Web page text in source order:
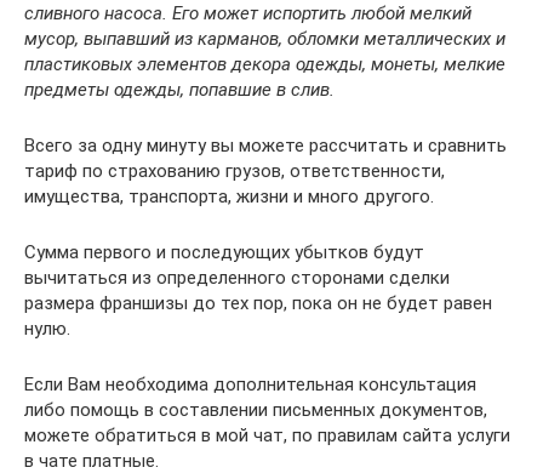
сливного насоса. Его может испортить любой мелкий
мусор, выпавший из карманов, обломки металлических и
пластиковых элементов декора одежды, монеты, мелкие
предметы одежды, попавшие в слив.
Всего за одну минуту вы можете рассчитать и сравнить
тариф по страхованию грузов, ответственности,
имущества, транспорта, жизни и много другого.
Сумма первого и последующих убытков будут
вычитаться из определенного сторонами сделки
размера франшизы до тех пор, пока он не будет равен
нулю.
Если Вам необходима дополнительная консультация
либо помощь в составлении письменных документов,
можете обратиться в мой чат, по правилам сайта услуги
в чате платные.